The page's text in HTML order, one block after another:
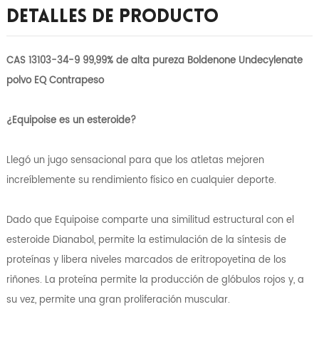
Detalles De Producto
CAS 13103-34-9 99,99% de alta pureza Boldenone Undecylenate
polvo EQ Contrapeso
¿Equipoise es un esteroide?
Llegó un jugo sensacional para que los atletas mejoren
increíblemente su rendimiento físico en cualquier deporte.
Dado que Equipoise comparte una similitud estructural con el
esteroide Dianabol, permite la estimulación de la síntesis de
proteínas y libera niveles marcados de eritropoyetina de los
riñones. La proteína permite la producción de glóbulos rojos y, a
su vez, permite una gran proliferación muscular.